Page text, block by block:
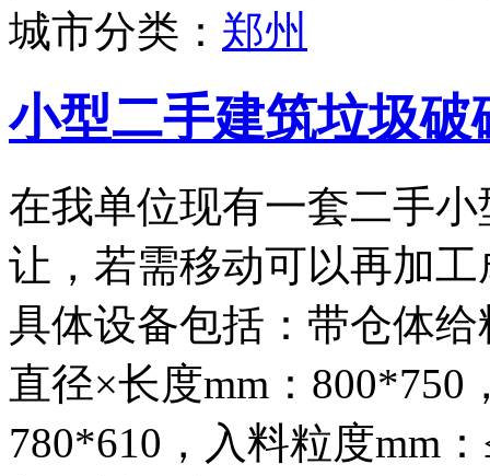
城市分类： 郑州
小型二手建筑垃圾破
在我单位现有一套二手
让，若需移动可以再加
具体设备包括：带仓体
直径×长度mm：
780*610，入料粒度mm